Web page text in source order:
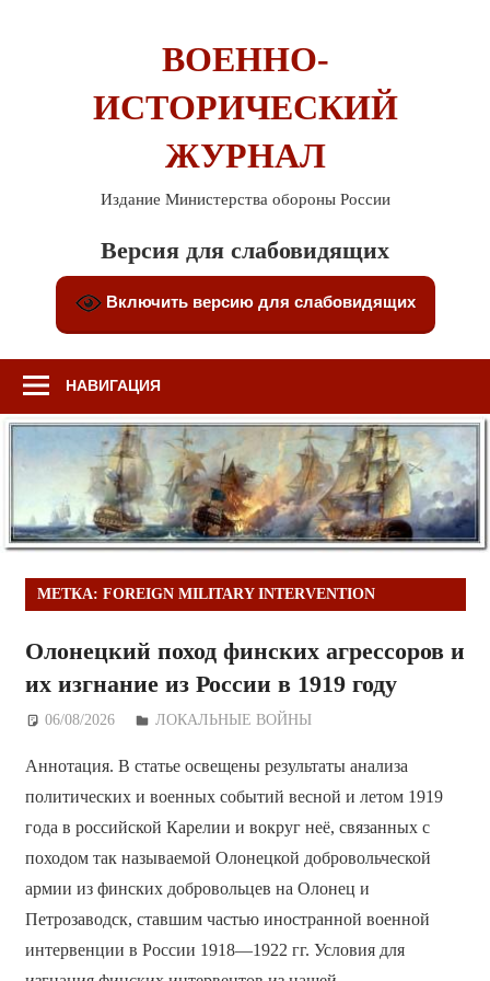
ВОЕННО-
ИСТОРИЧЕСКИЙ
ЖУРНАЛ
Издание Министерства обороны России
Версия для слабовидящих
Включить версию для слабовидящих
НАВИГАЦИЯ
МЕТКА: FOREIGN MILITARY INTERVENTION
Олонецкий поход финских агрессоров и
их изгнание из России в 1919 году
06/08/2026 Дежурный по Редакции
ЛОКАЛЬНЫЕ ВОЙНЫ
Аннотация. В статье освещены результаты анализа
политических и военных событий весной и летом 1919
года в российской Карелии и вокруг неё, связанных с
походом так называемой Олонецкой добровольческой
армии из финских добровольцев на Олонец и
Петрозаводск, ставшим частью иностранной военной
интервенции в России 1918—1922 гг. Условия для